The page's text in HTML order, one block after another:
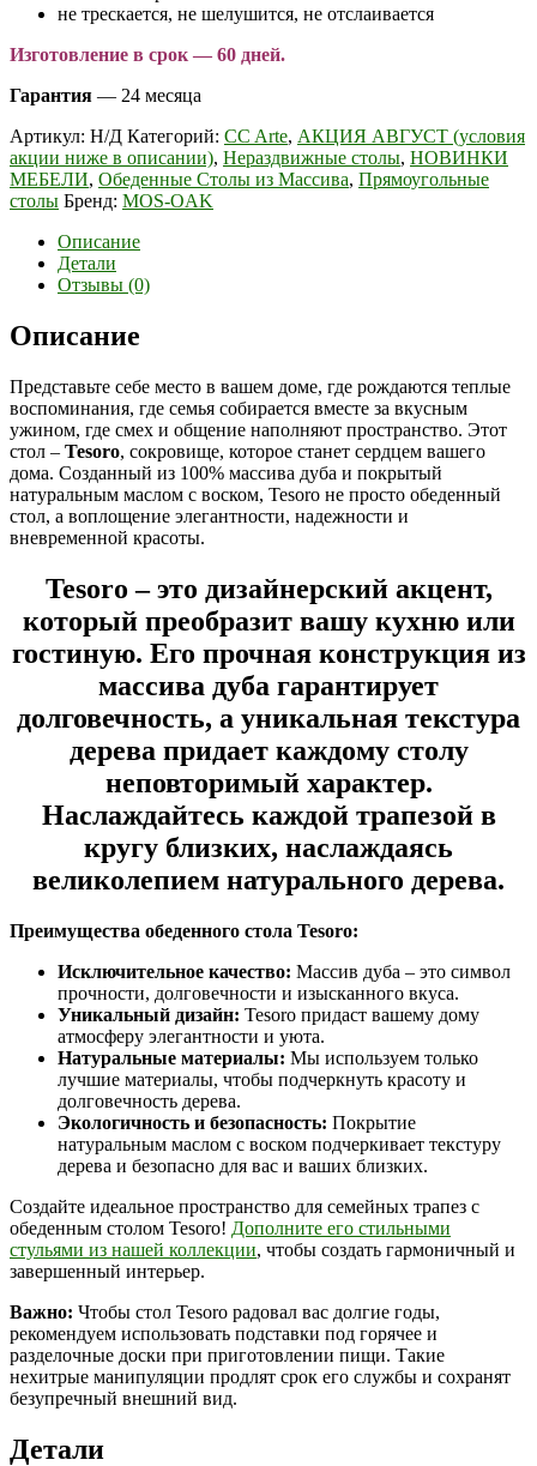
не трескается, не шелушится, не отслаивается
Изготовление в срок — 60 дней.
Гарантия — 24 месяца
Артикул: Н/Д Категорий: CC Arte, АКЦИЯ АВГУСТ (условия
акции ниже в описании), Нераздвижные столы, НОВИНКИ
МЕБЕЛИ, Обеденные Столы из Массива, Прямоугольные
столы Бренд: MOS-OAK
Описание
Детали
Отзывы (0)
Описание
Представьте себе место в вашем доме, где рождаются теплые
воспоминания, где семья собирается вместе за вкусным
ужином, где смех и общение наполняют пространство. Этот
стол – Tesoro, сокровище, которое станет сердцем вашего
дома. Созданный из 100% массива дуба и покрытый
натуральным маслом с воском, Tesoro не просто обеденный
стол, а воплощение элегантности, надежности и
вневременной красоты.
Tesoro – это дизайнерский акцент,
который преобразит вашу кухню или
гостиную. Его прочная конструкция из
массива дуба гарантирует
долговечность, а уникальная текстура
дерева придает каждому столу
неповторимый характер.
Наслаждайтесь каждой трапезой в
кругу близких, наслаждаясь
великолепием натурального дерева.
Преимущества обеденного стола Tesoro:
Исключительное качество: Массив дуба – это символ
прочности, долговечности и изысканного вкуса.
Уникальный дизайн: Tesoro придаст вашему дому
атмосферу элегантности и уюта.
Натуральные материалы: Мы используем только
лучшие материалы, чтобы подчеркнуть красоту и
долговечность дерева.
Экологичность и безопасность: Покрытие
натуральным маслом с воском подчеркивает текстуру
дерева и безопасно для вас и ваших близких.
Создайте идеальное пространство для семейных трапез с
обеденным столом Tesoro! Дополните его стильными
стульями из нашей коллекции, чтобы создать гармоничный и
завершенный интерьер.
Важно: Чтобы стол Tesoro радовал вас долгие годы,
рекомендуем использовать подставки под горячее и
разделочные доски при приготовлении пищи. Такие
нехитрые манипуляции продлят срок его службы и сохранят
безупречный внешний вид.
Детали